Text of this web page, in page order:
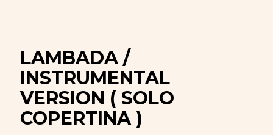
LAMBADA /
INSTRUMENTAL
VERSION ( SOLO
COPERTINA )